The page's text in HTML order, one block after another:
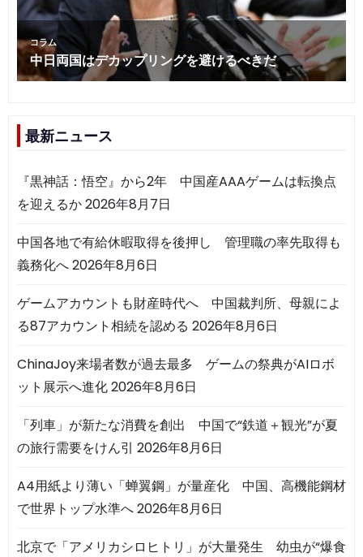
最新ニュース
『黒神話：悟空』から2年 中国産AAAゲームは転換点
を迎えるか2026年8月7日
中国各地で有給休暇取得を後押し 管理職の率先取得も
義務化へ2026年8月6日
ゲームアカウントも財産時代へ 中国裁判所、母親によ
る87アカウント相続を認める 2026年8月6日
ChinaJoy来場者数が過去最多 ゲームの祭典がAIロボ
ット展示へ進化2026年8月6日
「列車」が新たな消費を創出 中国で“鉄道＋観光”が夏
の旅行需要をけん引 2026年8月6日
A4用紙より薄い「蝉翼鋼」が量産化 中国、高機能鋼材
で世界トップ水準へ2026年8月6日
北京で「アメリカシロヒトリ」が大量発生 幼虫が“爆食